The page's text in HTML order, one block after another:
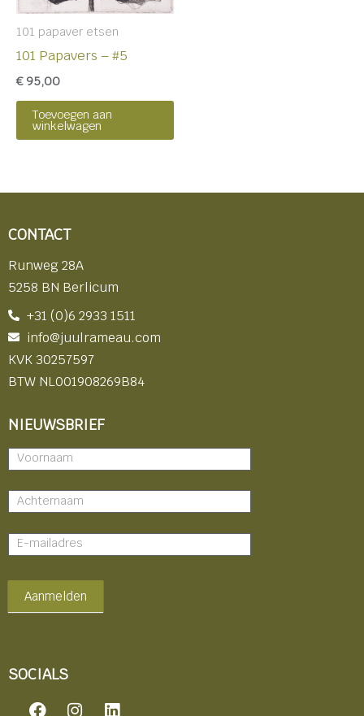
101 papaver etsen
101 Papavers – #5
€95,00
Toevoegen aan
winkelwagen
CONTACT
Runweg 28A
5258 BN Berlicum
+31 (0)6 2933 1511
info@juulrameau.com
KVK 30257597
BTW NL001908269B84
NIEUWSBRIEF
Nieuwsbrief
-
footer
Aanmelden
SOCIALS
F I L